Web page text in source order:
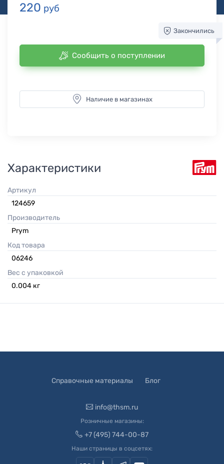
220 руб
Закончились
Сообщить о поступлении
Наличие в магазинах
Характеристики
Артикул
124659
Производитель
Prym
Код товара
06246
Вес с упаковкой
0.004 кг
Справочные материалы Блог
info@thsm.ru
Розничные магазины:
+7 (495) 744-00-87
Наши страницы в соцсетях: